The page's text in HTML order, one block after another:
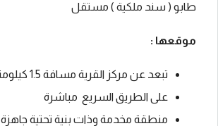
طابو ( سند ملكية ) مستقل
موقعها :
تبعد عن مركز القرية مسافة 1.5 كيلومتر
على الطريق السريع مباشرة
منطقة مخدمة وذات بنية تحتية جاهزة